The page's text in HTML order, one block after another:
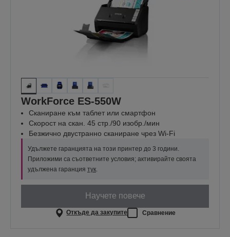
WorkForce ES-550W
Сканиране към таблет или смартфон
Скорост на скан. 45 стр./90 изобр./мин
Безжично двустранно сканиране чрез Wi-Fi
Удължете гаранцията на този принтер до 3 години.
Приложими са съответните условия; активирайте своята
удължена гаранция тук
Научете повече
Откъде да закупите Сравнение